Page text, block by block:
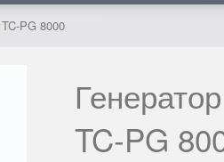
PG 8000
TC-PG